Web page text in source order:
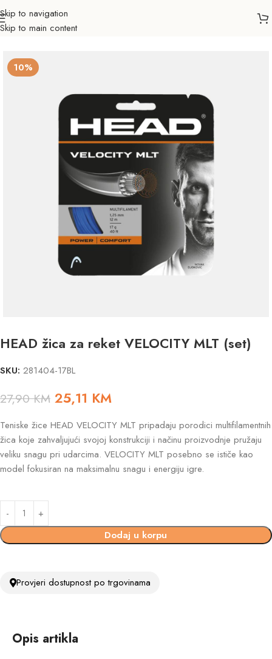
Skip to navigation
Skip to main content
Početna Sportovi
10%
HEAD žica za reket VELOCITY MLT (set)
SKU: 281404-17BL
27,90KM 25,11 KM
Teniske žice HEAD VELOCITY MLT pripadaju porodici multifilamentnih
žica koje zahvaljujući svojoj konstrukciji i načinu proizvodnje pružaju
veliku snagu pri udarcima. VELOCITY MLT posebno se ističe kao
model fokusiran na maksimalnu snagu i energiju igre.
Dodaj u korpu
Provjeri dostupnost po trgovinama
Opis artikla